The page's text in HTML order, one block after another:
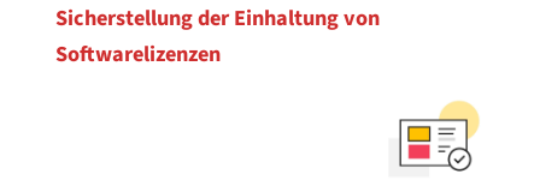
Sicherstellung der Einhaltung von
Softwarelizenzen